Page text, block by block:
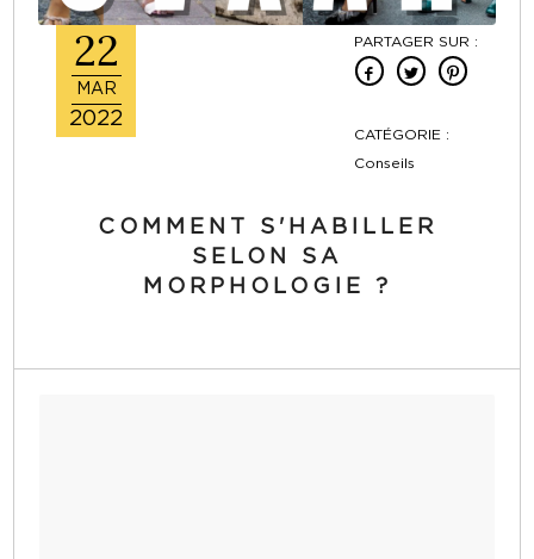
22
MAR
2022
PARTAGER SUR :
CATÉGORIE :
Conseils
COMMENT S'HABILLER
SELON SA
MORPHOLOGIE ?